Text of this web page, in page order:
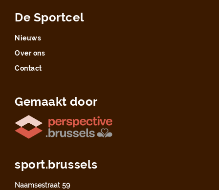
De Sportcel
Nieuws
Over ons
Contact
Gemaakt door
sport.brussels
Naamsestraat 59